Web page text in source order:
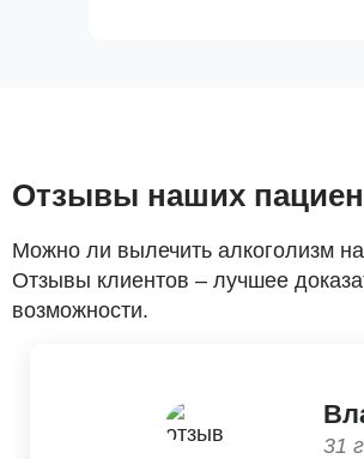
Отзывы наших
Можно ли вылечить алкоголизм
Отзывы клиентов – лучшее
возможности.
31